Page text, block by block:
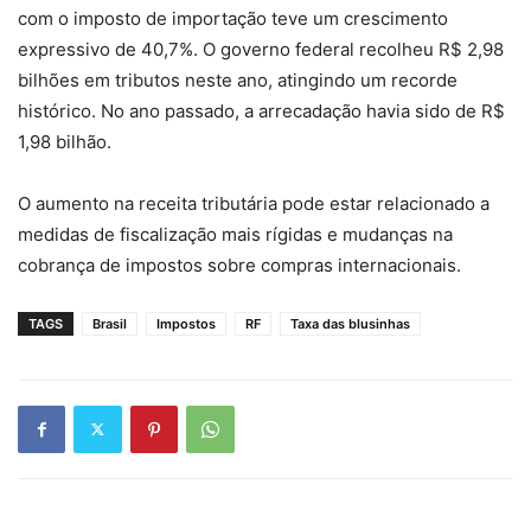
com o imposto de importação teve um crescimento
expressivo de 40,7%. O governo federal recolheu R$ 2,98
bilhões em tributos neste ano, atingindo um recorde
histórico. No ano passado, a arrecadação havia sido de R$
1,98 bilhão.
O aumento na receita tributária pode estar relacionado a
medidas de fiscalização mais rígidas e mudanças na
cobrança de impostos sobre compras internacionais.
TAGS Brasil Impostos RF Taxa das blusinhas